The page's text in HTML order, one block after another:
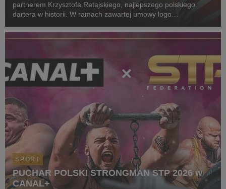
partnerem Krzysztofa Ratajskiego, najlepszego polskiego
dartera w historii. W ramach zawartej umowy logo
startowych naszego zawodnika podczas
SPORT
PUCHAR POLSKI STRONGMAN STP 2026 w
CANAL+